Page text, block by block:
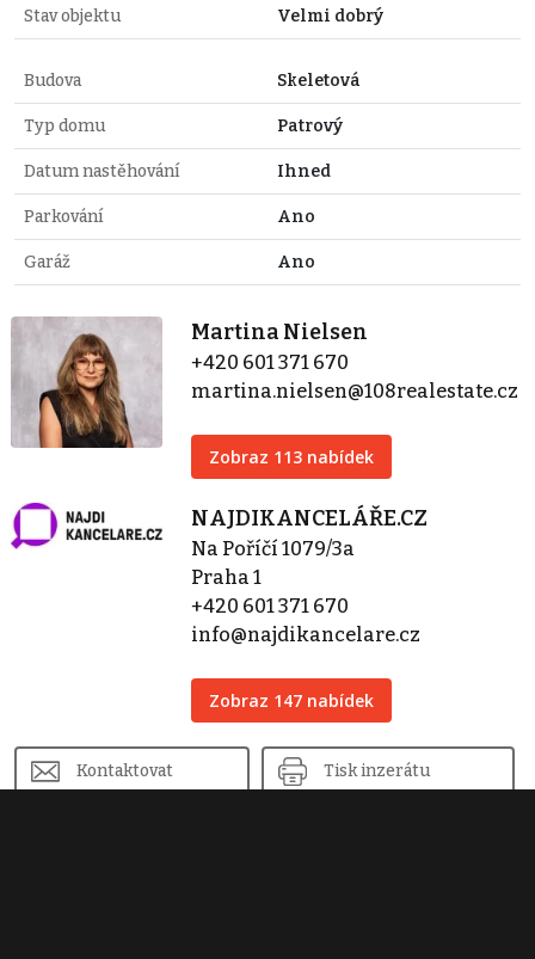
Stav objektu Velmi dobrý
Budova Skeletová
Typ domu Patrový
Datum nastěhování Ihned
Parkování Ano
Garáž Ano
Martina Nielsen
+420 601 371 670
martina.nielsen@108realestate.cz
Zobraz 113 nabídek
NAJDIKANCELÁŘE.CZ
Na Poříčí 1079/3a
Praha 1
+420 601 371 670
info@najdikancelare.cz
Zobraz 147 nabídek
Kontaktovat Tisk inzerátu